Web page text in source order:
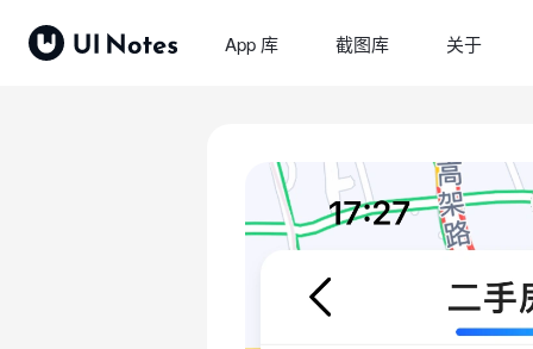
App 库 截图库 关于